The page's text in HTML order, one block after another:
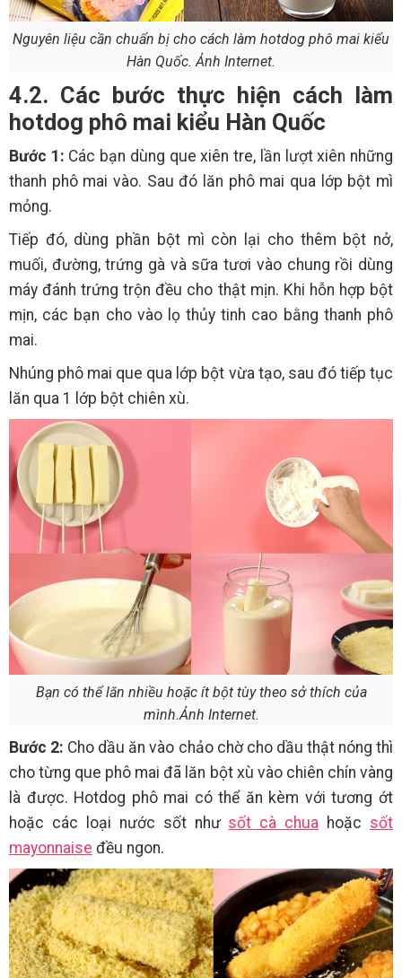
Nguyên liệu cần chuẩn bị cho cách làm hotdog phô mai kiểu
Hàn Quốc. Ảnh Internet.
4.2. Các bước thực hiện cách làm
hotdog phô mai kiểu Hàn Quốc
Bước 1: Các bạn dùng que xiên tre, lần lượt xiên những
thanh phô mai vào. Sau đó lăn phô mai qua lớp bột mì
mỏng.
Tiếp đó, dùng phần bột mì còn lại cho thêm bột nở,
muối, đường, trứng gà và sữa tươi vào chung rồi dùng
máy đánh trứng trộn đều cho thật mịn. Khi hỗn hợp bột
mịn, các bạn cho vào lọ thủy tinh cao bằng thanh phô
mai.
Nhúng phô mai que qua lớp bột vừa tạo, sau đó tiếp tục
lăn qua 1 lớp bột chiên xù.
Bạn có thể lăn nhiều hoặc ít bột tùy theo sở thích của
mình.Ảnh Internet.
Bước 2: Cho dầu ăn vào chảo chờ cho dầu thật nóng thì
cho từng que phô mai đã lăn bột xù vào chiên chín vàng
là được. Hotdog phô mai có thể ăn kèm với tương ớt
hoặc các loại nước sốt như sốt cà chua hoặc sốt
mayonnaise đều ngon.